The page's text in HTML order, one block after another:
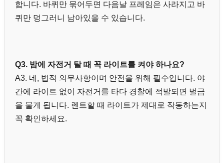
합니다. 바퀴만 묶어두면 다음날 프레임은 사라지고 바
퀴만 덩그러니 남아있을 수 있습니다.
Q3. 밤에 자전거 탈 때 꼭 라이트를 켜야 하나요?
A3. 네, 법적 의무사항이며 안전을 위해 필수입니다. 야
간에 라이트 없이 자전거를 타다 경찰에 적발되면 벌금
을 물게 됩니다. 렌트할 때 라이트가 제대로 작동하는지
꼭 확인하세요.